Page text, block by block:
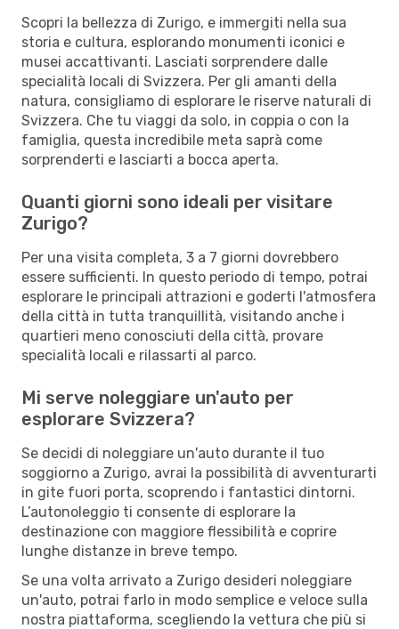
Scopri la bellezza di Zurigo, e immergiti nella sua
storia e cultura, esplorando monumenti iconici e
musei accattivanti. Lasciati sorprendere dalle
specialità locali di Svizzera. Per gli amanti della
natura, consigliamo di esplorare le riserve naturali di
Svizzera. Che tu viaggi da solo, in coppia o con la
famiglia, questa incredibile meta saprà come
sorprenderti e lasciarti a bocca aperta.
Quanti giorni sono ideali per visitare
Zurigo?
Per una visita completa, 3 a 7 giorni dovrebbero
essere sufficienti. In questo periodo di tempo, potrai
esplorare le principali attrazioni e goderti l'atmosfera
della città in tutta tranquillità, visitando anche i
quartieri meno conosciuti della città, provare
specialità locali e rilassarti al parco.
Mi serve noleggiare un'auto per
esplorare Svizzera?
Se decidi di noleggiare un'auto durante il tuo
soggiorno a Zurigo, avrai la possibilità di avventurarti
in gite fuori porta, scoprendo i fantastici dintorni.
L’autonoleggio ti consente di esplorare la
destinazione con maggiore flessibilità e coprire
lunghe distanze in breve tempo.
Se una volta arrivato a Zurigo desideri noleggiare
un'auto, potrai farlo in modo semplice e veloce sulla
nostra piattaforma, scegliendo la vettura che più si